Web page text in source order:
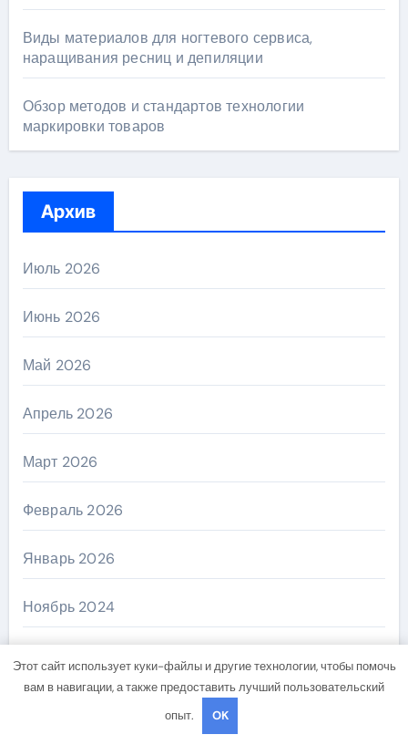
Виды материалов для ногтевого сервиса,
наращивания ресниц и депиляции
Обзор методов и стандартов технологии
маркировки товаров
Архив
Июль 2026
Июнь 2026
Май 2026
Апрель 2026
Март 2026
Февраль 2026
Январь 2026
Ноябрь 2024
Этот сайт использует куки-файлы и другие технологии, чтобы помочь
вам в навигации, а также предоставить лучший пользовательский
опыт.
OK